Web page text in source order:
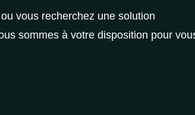
vous recherchez une solution
sommes à votre disposition pour